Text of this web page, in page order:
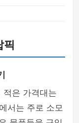
픽
적은 가격대는
서는 주로 소모